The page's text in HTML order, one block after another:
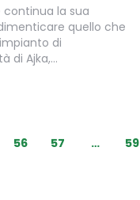
la sua
quello che
di
di Ajka,…
56 57 … 59